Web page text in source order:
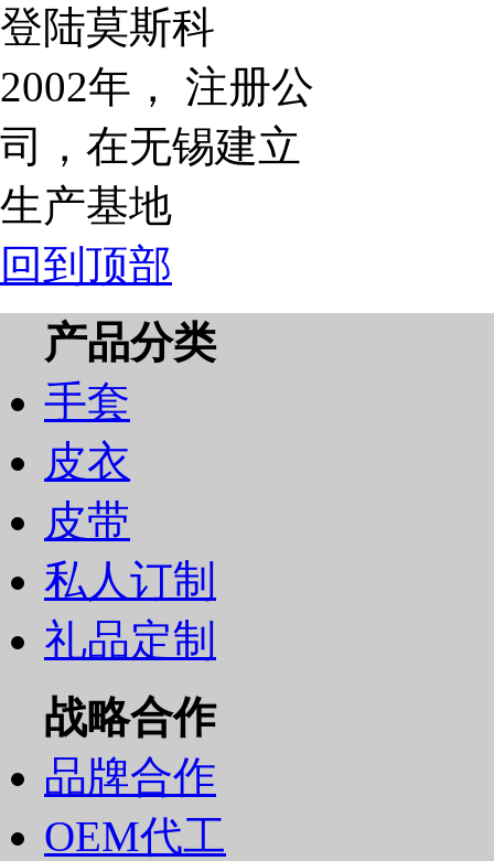
登陆莫斯科
2002年， 注册公
司，在无锡建立
生产基地
回到顶部
产品分类
手套
皮衣
皮带
私人订制
礼品定制
战略合作
品牌合作
OEM代工